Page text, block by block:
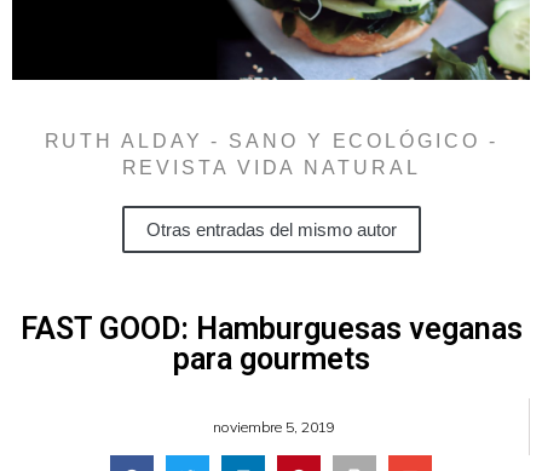
RUTH ALDAY - SANO Y ECOLÓGICO -
REVISTA VIDA NATURAL
Otras entradas del mismo autor
FAST GOOD: Hamburguesas veganas
para gourmets
noviembre 5, 2019